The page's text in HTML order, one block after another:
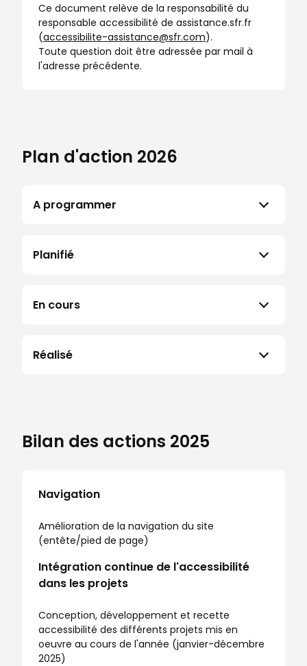
Ce document relève de la responsabilité du
responsable accessibilité de assistance.sfr.fr
(accessibilite-assistance@sfr.com).
Toute question doit être adressée par mail à
l'adresse précédente.
Plan d'action 2026
A programmer
Planifié
En cours
Réalisé
Bilan des actions 2025
Navigation
Amélioration de la navigation du site
(entête/pied de page)
Intégration continue de l'accessibilité
dans les projets
Conception, développement et recette
accessibilité des différents projets mis en
oeuvre au cours de l'année (janvier-décembre
2025)